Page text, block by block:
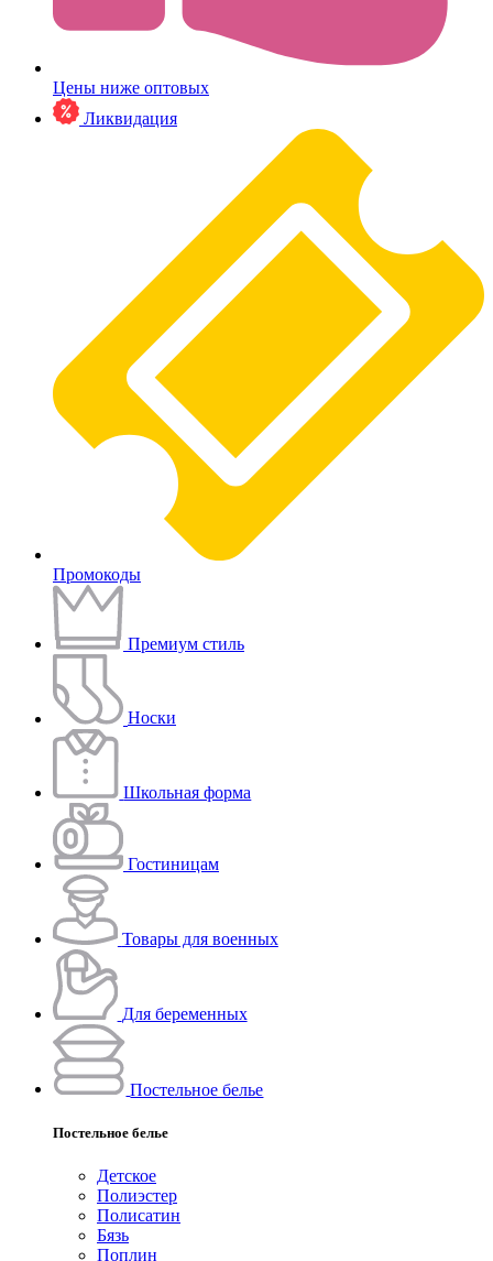
Цены ниже оптовых
Ликвидация
Промокоды
Премиум стиль
Носки
Школьная форма
Гостиницам
Товары для военных
Для беременных
Постельное белье
Постельное белье
Детское
Полиэстeр
Полисатин
Бязь
Поплин